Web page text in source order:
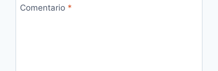
Comentario *